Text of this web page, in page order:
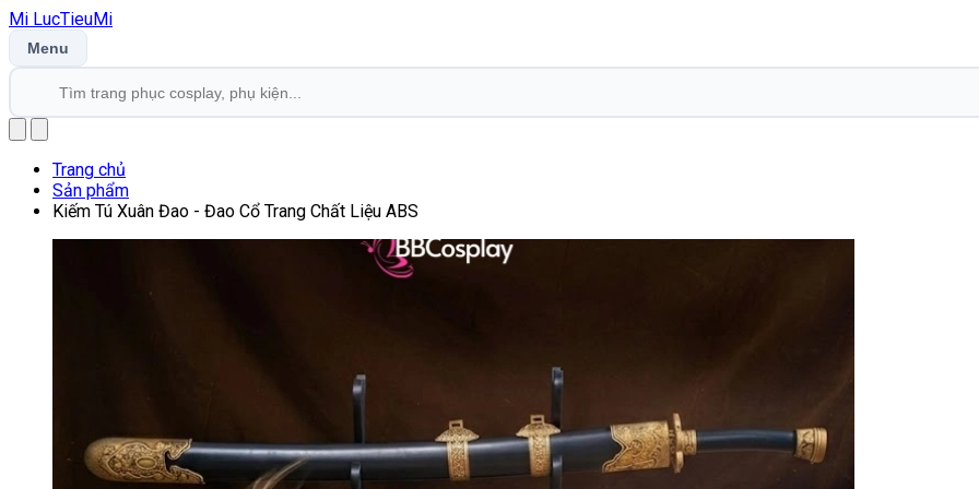
Mi LucTieuMi
Menu
Trang chủ
Sản phẩm
Kiếm Tú Xuân Đao - Đao Cổ Trang Chất Liệu ABS